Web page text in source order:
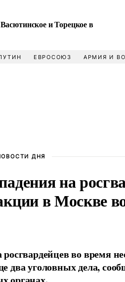
и Торецкое в
ЕВРОСОЮЗ АРМИЯ И
ДНЯ
на
в Москве
во время
два уголовных дела,